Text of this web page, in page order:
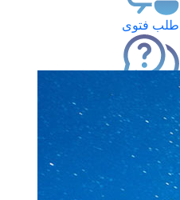
طلب فتوى
استعلام عن فتوى
حجز موعد